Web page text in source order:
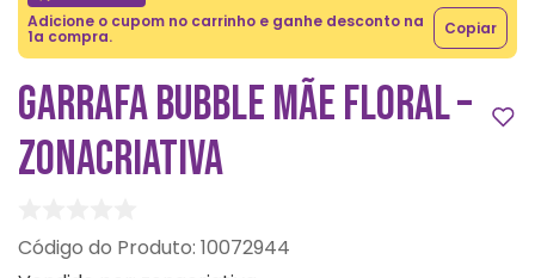
Adicione o cupom no carrinho e ganhe desconto na
1a compra. Copiar
GARRAFA BUBBLE MÃE FLORAL –
ZONACRIATIVA
: 10072944